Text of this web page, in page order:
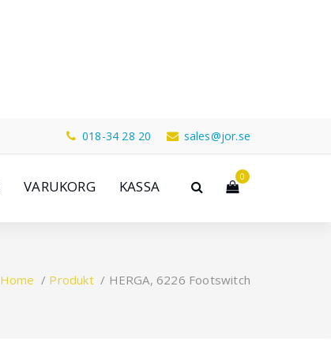
sales@jor.se
018-34 28 20
VARUKORG KASSA
0
Home / Produkt/ HERGA, 6226 Footswitch